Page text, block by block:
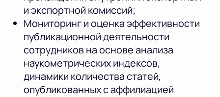
и экспортной комиссий;
Мониторинг и оценка эффективности
публикационной деятельности
сотрудников на основе анализа
наукометрических индексов,
динамики количества статей,
опубликованных с аффилиацией